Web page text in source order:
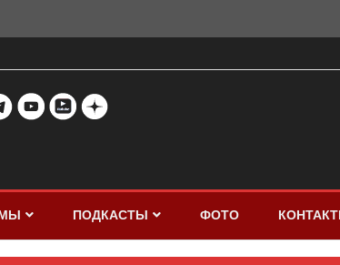
ПОДКАСТЫ ФОТО